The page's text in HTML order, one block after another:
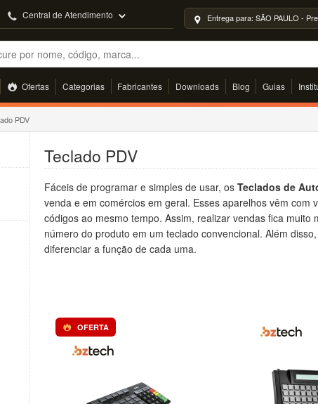
Central de Atendimento Entrega para: SÃO PAULO -
Ofertas Categorias Fabricantes Downloads Blog Guias
PDV
Teclado PDV
Fáceis de programar e simples de usar, osTeclados de
venda e em comércios em geral. Esses aparelhos vêm
códigos ao mesmo tempo. Assim, realizar vendas fica
número do produto em um teclado convencional. Além
diferenciar a função de cada uma.
OFERTA